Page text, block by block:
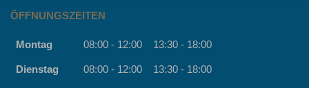
ÖFFNUNGSZEITEN
Montag 08:00 - 12:00 13:30 - 18:00
Dienstag 08:00 - 12:00 13:30 - 18:00